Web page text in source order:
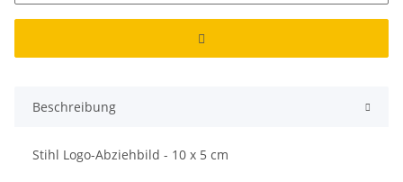
Beschreibung
Stihl Logo-Abziehbild - 10 x 5 cm